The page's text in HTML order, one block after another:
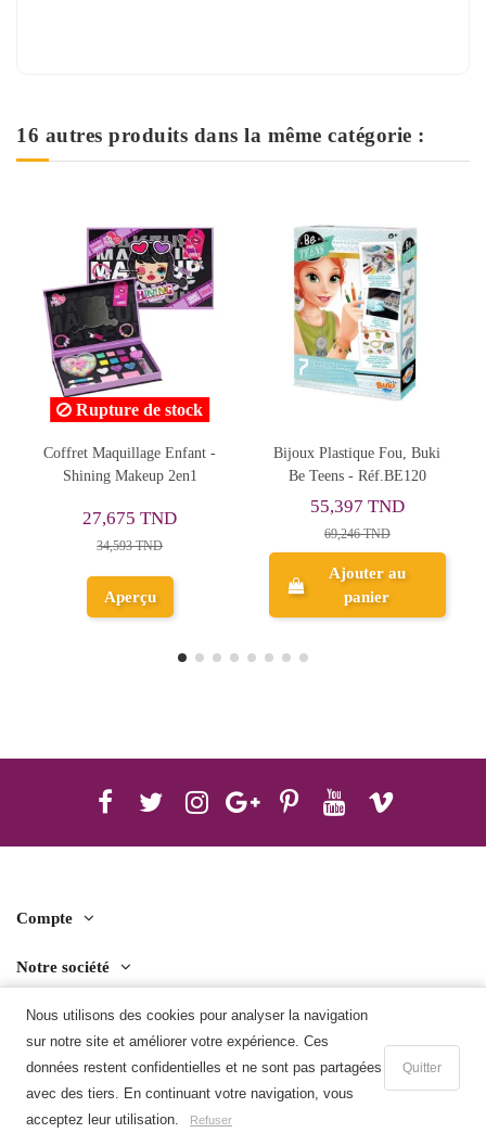
Nous utilisons des cookies pour analyser la navigation
sur notre site et améliorer votre expérience. Ces
données restent confidentielles et ne sont pas partagées
avec des tiers. En continuant votre navigation, vous
acceptez leur utilisation.
Refuser
Quitter
Ajouter au panier
16 autres produits dans la même catégorie :
Enfant -
Bijoux Plastique Fou, Buki
Be Teens - Réf.BE120
Ajouter au
Bijoux Trésor de
Make It Real
58,053 TND
Compte
Notre société
Contact us
Télécharger l'application mobile